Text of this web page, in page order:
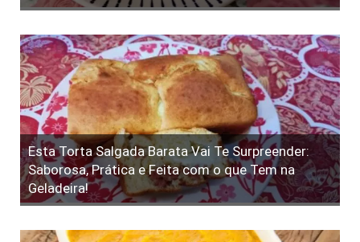
Esta Torta Salgada Barata Vai Te Surpreender:
Saborosa, Prática e Feita com o que Tem na
Geladeira!